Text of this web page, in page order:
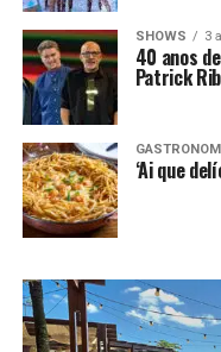
SHOWS 3
40 anos
Patrick
‘Ai que